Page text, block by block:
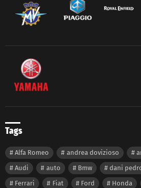
Tags
Alfa Romeo andrea dovizioso
Audi
auto Bmw dani
Ferrari
Fiat Ford Honda